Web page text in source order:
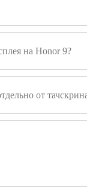
на Honor 9?
от